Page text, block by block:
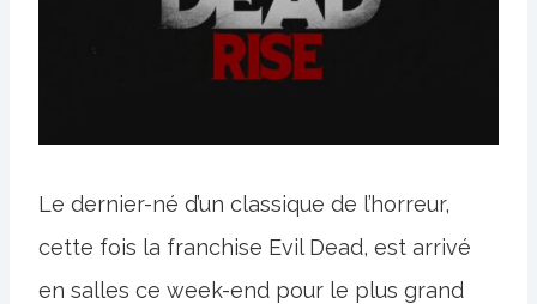
Le dernier-né d’un classique de l’horreur,
cette fois la franchise Evil Dead, est arrivé
en salles ce week-end pour le plus grand